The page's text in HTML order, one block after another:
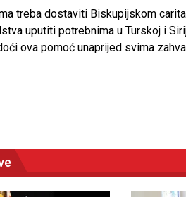
treba dostaviti Biskupijskom
uputiti potrebnima u Turskoj i
ova pomoć unaprijed svima
u optužnicu